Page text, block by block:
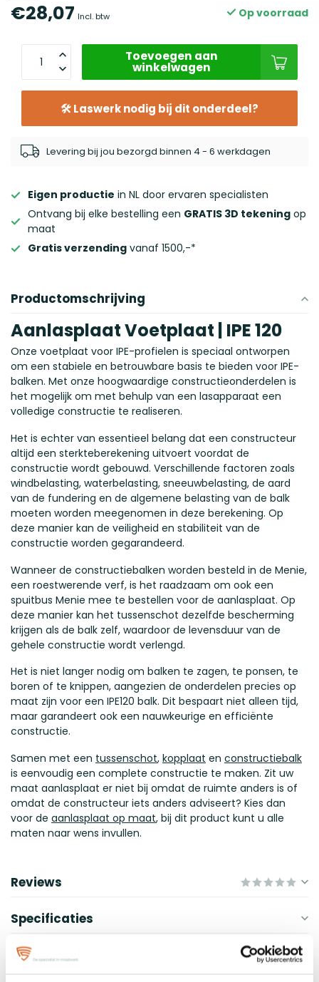
€28,07 Incl. btw Op voorraad
Toevoegen aan
winkelwagen
🛠 Laswerk nodig bij dit onderdeel?
Levering bij jou bezorgd binnen 4 - 6 werkdagen
Eigen productie in NL door ervaren specialisten
Ontvang bij elke bestelling een GRATIS 3D tekening op
maat
Gratis verzending vanaf 1500,-*
Productomschrijving
Aanlasplaat Voetplaat | IPE 120
Onze voetplaat voor IPE-profielen is speciaal ontworpen
om een stabiele en betrouwbare basis te bieden voor IPE-
balken. Met onze hoogwaardige constructieonderdelen is
het mogelijk om met behulp van een lasapparaat een
volledige constructie te realiseren.
Het is echter van essentieel belang dat een constructeur
altijd een sterkteberekening uitvoert voordat de
constructie wordt gebouwd. Verschillende factoren zoals
windbelasting, waterbelasting, sneeuwbelasting, de aard
van de fundering en de algemene belasting van de balk
moeten worden meegenomen in deze berekening. Op
deze manier kan de veiligheid en stabiliteit van de
constructie worden gegarandeerd.
Wanneer de constructiebalken worden besteld in de Menie,
een roestwerende verf, is het raadzaam om ook een
spuitbus Menie mee te bestellen voor de aanlasplaat. Op
deze manier kan het tussenschot dezelfde bescherming
krijgen als de balk zelf, waardoor de levensduur van de
gehele constructie wordt verlengd.
Het is niet langer nodig om balken te zagen, te ponsen, te
boren of te knippen, aangezien de onderdelen precies op
maat zijn voor een IPE120 balk. Dit bespaart niet alleen tijd,
maar garandeert ook een nauwkeurige en efficiënte
constructie.
Samen met een tussenschot, kopplaat en constructiebalk
is eenvoudig een complete constructie te maken. Zit uw
maat aanlasplaat er niet bij omdat de ruimte anders is of
omdat de constructeur iets anders adviseert? Kies dan
voor de aanlasplaat op maat, bij dit product kunt u alle
maten naar wens invullen.
Reviews
Specificaties